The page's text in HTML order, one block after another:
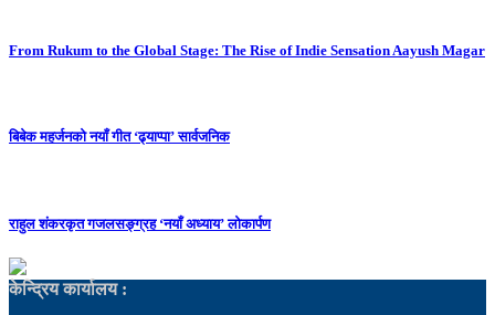
From Rukum to the Global Stage: The Rise of Indie Sensation Aayush Magar
बिबेक महर्जनको नयाँ गीत ‘ढ्याप्पा’ सार्वजनिक
राहुल शंकरकृत गजलसङ्ग्रह ‘नयाँ अध्याय’ लोकार्पण
केन्द्रिय कार्यालय :